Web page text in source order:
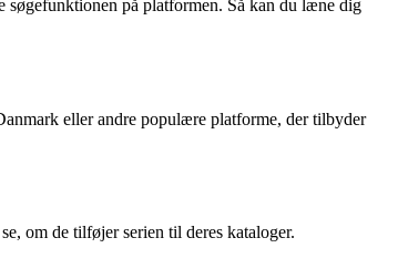
søgefunktionen på platformen. Så kan du læne dig
eller andre populære platforme, der tilbyder
om de tilføjer serien til deres kataloger.